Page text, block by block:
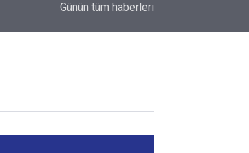
Erdoğan’ın eski danışmanından Demirtaş
Günün tüm haberleri